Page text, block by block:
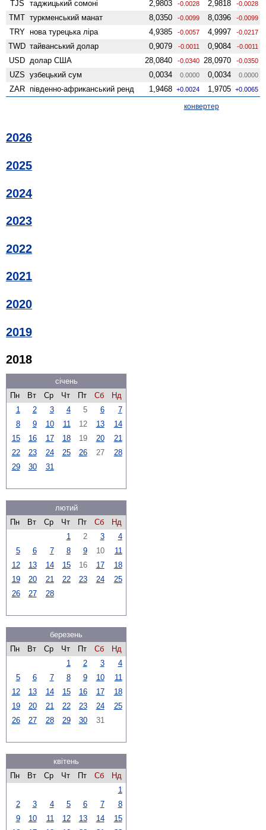
TJS таджицький сомоні 2,9803 -0.0028 2,9818 -0.0028
TMT туркменський манат 8,0350 -0.0099 8,0396 -0.0099
TRY нова турецька ліра 4,9385 -0.0057 4,9997 -0.0217
TWD тайванський долар 0,9079 -0.0011 0,9084 -0.0011
USD долар США 28,0840 -0.0340 28,0970 -0.0350
UZS узбецький сум 0,0034 0.0000 0,0034 0.0000
ZAR південно-африканський ренд 1,9468 +0.0024 1,9705 +0.0065
конвертер
2026
2025
2024
2023
2022
2021
2020
2019
2018
січень
Пн
Вт Ср Чт Пт Сб
Нд
1
2 3 4 5 6
7
8
9 10 11 12 13
14
15
16 17 18 19 20
21
22
23 24 25 26 27
28
29
30 31
лютий
Пн
Вт Ср Чт Пт Сб
Нд
1
2 3
4
5
6 7 8 9 10
11
12
13 14 15 16 17
18
19
20 21 22 23 24
25
26
27 28
березень
Пн
Вт Ср Чт Пт Сб
Нд
1
2 3
4
5
6 7 8 9 10
11
12
13 14 15 16 17
18
19
20 21 22 23 24
25
26
27 28 29 30 31
квітень
Пн
Вт Ср Чт Пт Сб
Нд
1
2
3 4 5 6 7
8
9
10 11 12 13 14
15